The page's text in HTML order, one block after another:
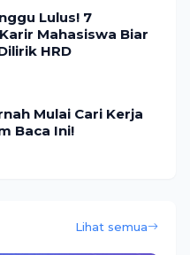
Lulus! 7
Mahasiswa Biar
HRD
Mulai Cari Kerja
Baca Ini!
Lihat semua